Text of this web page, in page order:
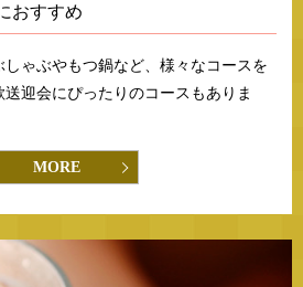
おすすめ
ゃぶやもつ鍋など、様々なコースを
迎会にぴったりのコースもありま
MORE